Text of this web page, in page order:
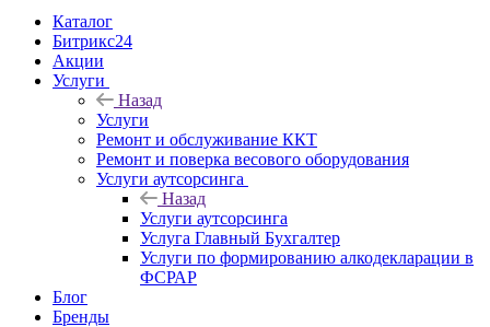
Каталог
Битрикс24
Акции
Услуги
Назад
Услуги
Ремонт и обслуживание ККТ
Ремонт и поверка весового оборудования
Услуги аутсорсинга
Назад
Услуги аутсорсинга
Услуга Главный Бухгалтер
Услуги по формированию алкодекларации в
ФСРАР
Блог
Бренды